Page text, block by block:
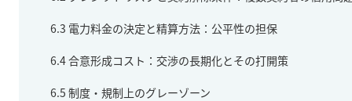
6.3 電力料金の決定と精算方法：公平性の担保
6.4合意形成コスト：交渉の長期化とその打開策
6.5 制度・規制上のグレーゾーン